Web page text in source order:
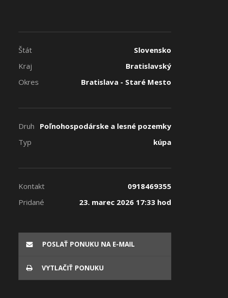
Štát
Slovensko
Kraj
Bratislavský
Okres
Bratislava - Staré Mesto
Druh
Poľnohospodárske a lesné pozemky
Typ
kúpa
Kontakt
0918469355
Pridané
23. marec 2026 17:33 hod
POSLAŤ PONUKU NA E-MAIL
VYTLAČIŤ PONUKU